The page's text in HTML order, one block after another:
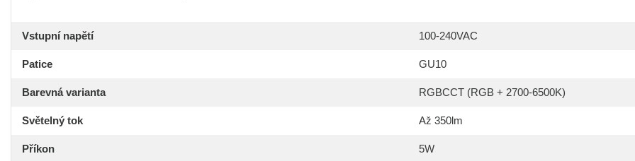
Vstupní napětí 100-240VAC
Patice GU10
Barevná varianta RGBCCT (RGB + 2700-6500K)
Světelný tok Až 350lm
Příkon 5W